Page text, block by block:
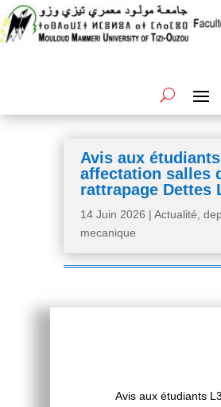
Avis aux
affectation salles
rattrapage Dettes
14 Juin 2026 | Actualité
mecanique
Avis aux étudiants